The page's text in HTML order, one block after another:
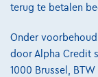
Vergelijk
terug te betalen
Onder
door Alpha Credit
1000 Brussel, BTW